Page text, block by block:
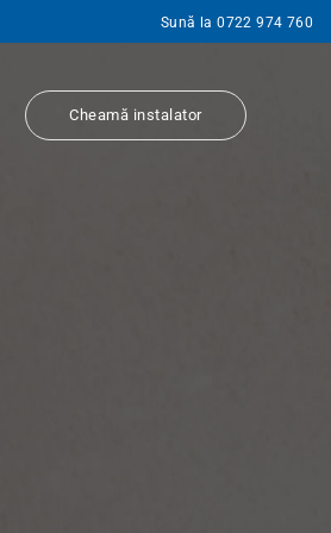
Sună la 0722 974 760
Cheamă instalator